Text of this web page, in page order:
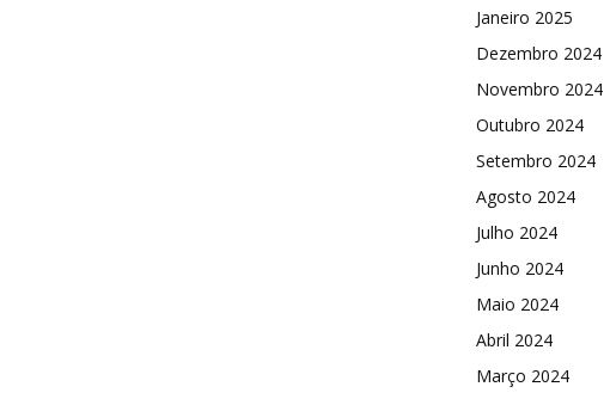
Janeiro 2025
Dezembro 2024
Novembro 2024
Outubro 2024
Setembro 2024
Agosto 2024
Julho 2024
Junho 2024
Maio 2024
Abril 2024
Março 2024